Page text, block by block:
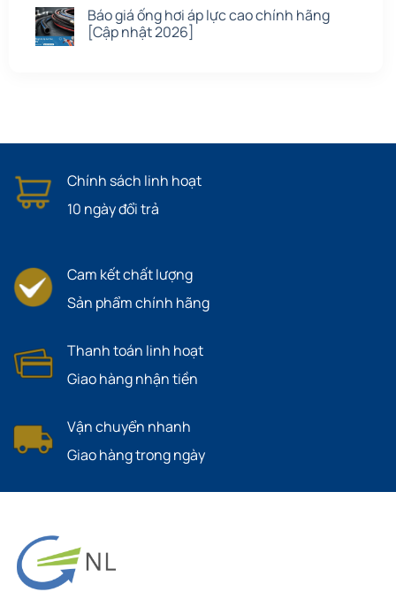
Báo giá ống hơi áp lực cao chính hãng
[Cập nhật 2026]
Chính sách linh hoạt
10 ngày đổi trả
Cam kết chất lượng
Sản phẩm chính hãng
Thanh toán linh hoạt
Giao hàng nhận tiền
Vận chuyển nhanh
Giao hàng trong ngày